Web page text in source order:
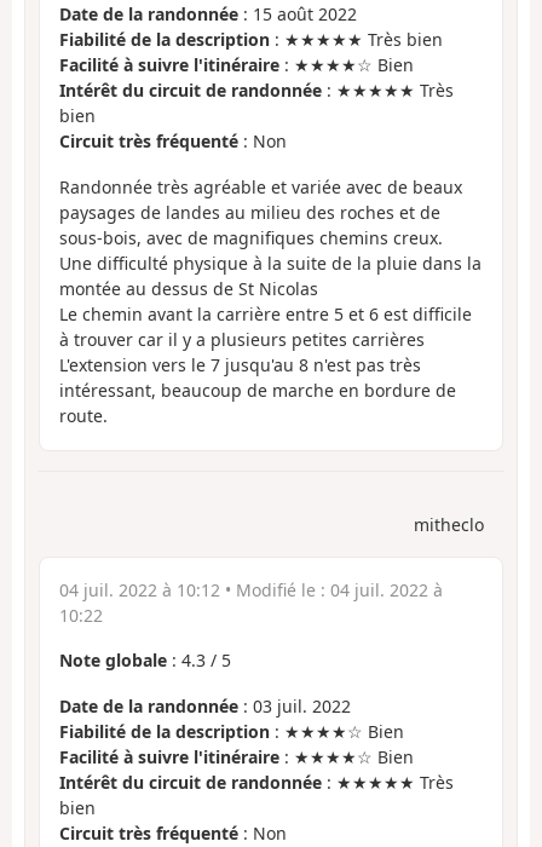
Date de la randonnée : 15 août 2022
Fiabilité de la description : ★★★★★ Très bien
Facilité à suivre l'itinéraire : ★★★★☆ Bien
Intérêt du circuit de randonnée : ★★★★★ Très
bien
Circuit très fréquenté : Non
Randonnée très agréable et variée avec de beaux
paysages de landes au milieu des roches et de
sous-bois, avec de magnifiques chemins creux.
Une difficulté physique à la suite de la pluie dans la
montée au dessus de St Nicolas
Le chemin avant la carrière entre 5 et 6 est difficile
à trouver car il y a plusieurs petites carrières
L'extension vers le 7 jusqu'au 8 n'est pas très
intéressant, beaucoup de marche en bordure de
route.
mitheclo
04 juil. 2022 à 10:12 • Modifié le : 04 juil. 2022 à
10:22
Note globale : 4.3 / 5
Date de la randonnée : 03 juil. 2022
Fiabilité de la description : ★★★★☆ Bien
Facilité à suivre l'itinéraire : ★★★★☆ Bien
Intérêt du circuit de randonnée : ★★★★★ Très
bien
Circuit très fréquenté : Non